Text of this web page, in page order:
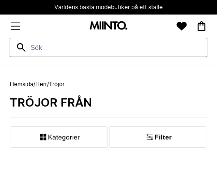
Världens bästa modebutiker på ett ställe
Hemsida/Herr/Tröjor
TRÖJOR FRÅN
Kategorier Filter